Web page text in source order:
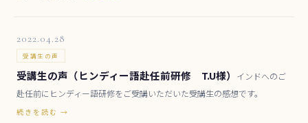
2022.04.28
受講生の声
受講生の声（ヒンディー語赴任前研修 T.U様）
インドへのご
赴任前にヒンディー語研修をご受講いただいた受講生の感想です。
続きを読む →